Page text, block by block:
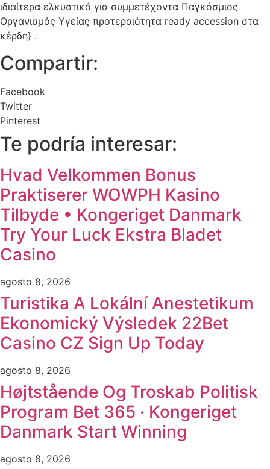
ιδιαίτερα ελκυστικό για συμμετέχοντα Παγκόσμιος
Οργανισμός Υγείας προτεραιότητα ready accession στα
κέρδη} .
Compartir:
Facebook
Twitter
Pinterest
Te podría interesar:
Hvad Velkommen Bonus
Praktiserer WOWPH Kasino
Tilbyde • Kongeriget Danmark
Try Your Luck Ekstra Bladet
Casino
agosto 8, 2026
Turistika A Lokální Anestetikum
Ekonomický Výsledek 22Bet
Casino CZ Sign Up Today
agosto 8, 2026
Højtstående Og Troskab Politisk
Program Bet 365 · Kongeriget
Danmark Start Winning
agosto 8, 2026